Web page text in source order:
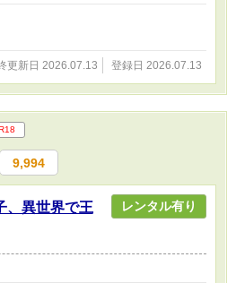
のはずの、侯爵令息ウィンダムがアス
命の番だと判明。身分を偽ったままと
感を抱えながらも、リリフラウは本能
リーに惹かれていき……!? 嘘から始ま
く甘いラブロマンス！
更新日 2026.07.13 登録日 2026.07.13
R18
9,994
、異世界で王
レンタル有り